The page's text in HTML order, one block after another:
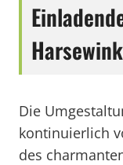
Die
kontinuierlich
des